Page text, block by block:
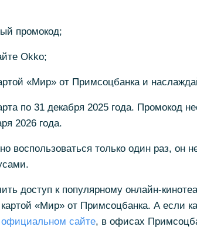
промокод;
Okko;
«Мир» от Примсоцбанка и
по 31 декабря 2025 года. Промокод
2026 года.
воспользоваться только один раз, он
доступ к популярному онлайн-
«Мир» от Примсоцбанка. А если
официальном сайте, в офисах